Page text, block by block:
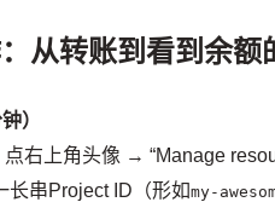
从转账到看到余额
）
右上角头像 → “Manage
长串Project ID（形如my-